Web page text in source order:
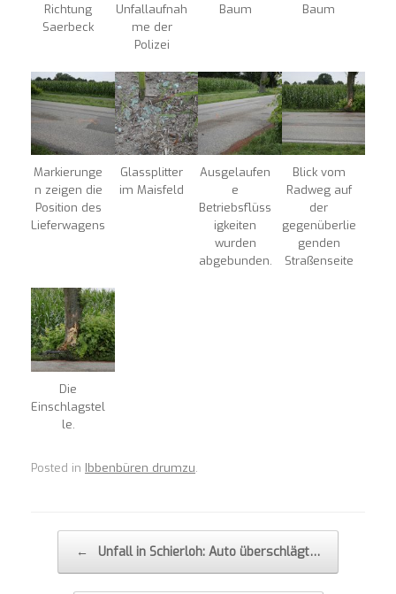
Richtung
Saerbeck
Unfallaufnah
me der
Polizei
Baum
Baum
Markierunge
n zeigen die
Position des
Lieferwagens
Glassplitter
im Maisfeld
Ausgelaufen
e
Betriebsflüss
igkeiten
wurden
abgebunden.
Blick vom
Radweg auf
der
gegenüberlie
genden
Straßenseite
Die
Einschlagstel
le.
Posted in Ibbenbüren drumzu.
← Unfall in Schierloh: Auto überschlägt…